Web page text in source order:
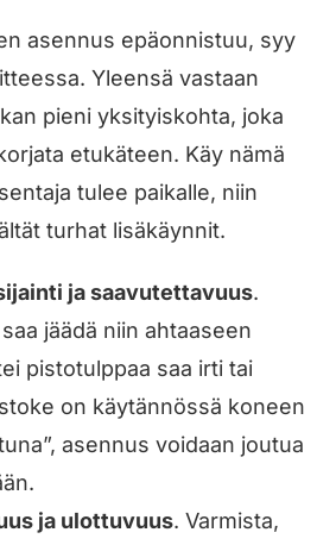
asennus epäonnistuu, syy
Yleensä vastaan
pieni yksityiskohta, joka
etukäteen. Käy nämä
tulee paikalle, niin
turhat lisäkäynnit.
ja saavutettavuus.
jäädä niin ahtaaseen
pistotulppaa saa irti tai
on käytännössä koneen
asennus voidaan joutua
ja ulottuvuus. Varmista,